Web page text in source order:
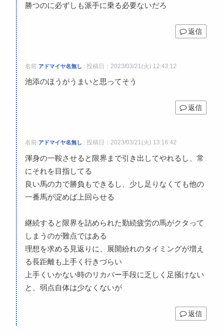
勝つのに必ずしも派手に乗る必要ないだろ
返信
名前:アドマイヤ名無し : 投稿日：2023/03/21(火) 12:43:12
池添のほうがうまいと思ってそう
返信
名前:アドマイヤ名無し : 投稿日：2023/03/21(火) 13:16:42
渾身の一鞍させると限界まで引き出してやれるし、常
にそれを目指してる
良い馬の力で勝負もできるし、少し足りなくても他の
一番馬が淀めば上回らせる
継続すると限界を詰められた勤続疲労の馬がクタって
しまうのが難点ではある
理想を求める見返りに、展開紛れのタイミングが増え
る長距離も上手く行きづらい
上手くいかない時のリカバー手段に乏しく足掻けない
と、弱点自体は少なくないが
返信